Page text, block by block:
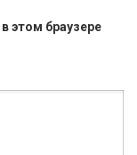
этом браузере